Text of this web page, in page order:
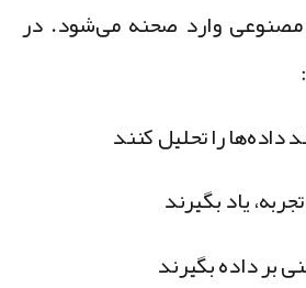
وارد صحنه می‌شود. در
را تحلیلکنند
یاد بگیرند
دادهبگیرند